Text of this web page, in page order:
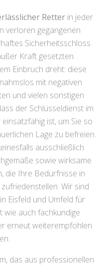
Retter in jeder
verloren gegangenen
Sicherheitsschloss
Kraft gesetzten
Einbruch dreht: diese
mit negativen
und vielen sonstigen
der Schlüsseldienst im
ist, um Sie so
Lage zu befreien.
ausschließlich
sowie wirksame
die Ihre Bedürfnisse in
Wir sind
Eisfeld und Umfeld für
wie auch fachkundige
erneut weiterempfohlen
das aus professionellen